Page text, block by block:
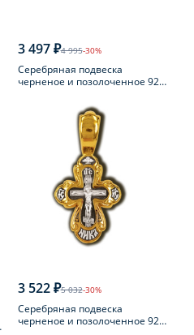
3 497 ₽4 995-30%
Серебряная подвеска
черненое и позолоченное 925
3 522 ₽5 032-30%
Серебряная подвеска
черненое и позолоченное 925